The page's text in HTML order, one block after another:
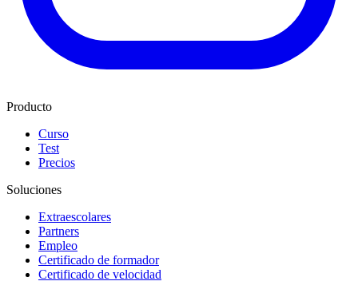
Producto
Curso
Test
Precios
Soluciones
Extraescolares
Partners
Empleo
Certificado de formador
Certificado de velocidad